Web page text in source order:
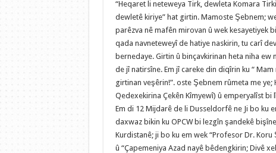
“Heqaret li neteweya Tirk, dewleta Komara
dewletê kiriye” hat girtin. Mamoste Şebnem;
parêzva nê mafên mirovan û wek kesayetiyek
qada navneteweyî de hatiye naskirin, tu carî
bernedaye. Girtin û binçavkirinan heta niha ew
de jî natirsîne. Em jî careke din diqîrin ku “
girtinan veşêrin!”. oste Şebnem rûmeta me ye;
Qedexekirina Çekên Kîmyewî) û emperyalîst bi
Em di 12 Mijdarê de li Dusseldorfê ne Ji bo ku
daxwaz bikin ku OPCW bi lezgîn şandekê
Kurdistanê; ji bo ku em wek “Profesor Dr.
û “Çapemeniya Azad nayê bêdengkirin; Divê